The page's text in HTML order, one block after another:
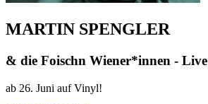
MARTIN SPENGLER
& die Foischn Wiener*innen - Live
ab 26. Juni auf Vinyl!